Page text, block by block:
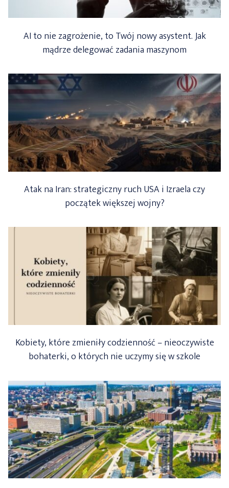
AI to nie zagrożenie, to Twój nowy asystent. Jak
mądrze delegować zadania maszynom
Atak na Iran: strategiczny ruch USA i Izraela czy
początek większej wojny?
Kobiety, które zmieniły codzienność – nieoczywiste
bohaterki, o których nie uczymy się w szkole